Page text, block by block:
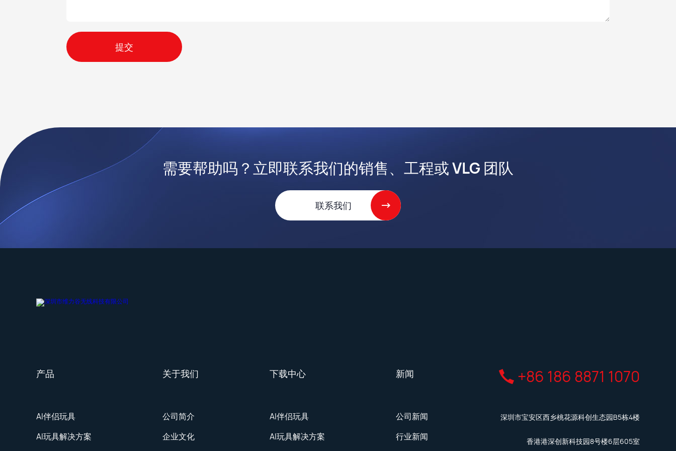
提交
需要帮助吗？立即联系我们的销售、工程或 VLG 团队
联系我们
产品
AI伴侣玩具
AI玩具解决方案
关于我们
公司简介
企业文化
下载中心
AI伴侣玩具
AI玩具解决方案
新闻
公司新闻
行业新闻
+86 186 8871 1070
深圳市宝安区西乡桃花源科创生态园B5栋4楼
香港港深创新科技园8号楼6层605室